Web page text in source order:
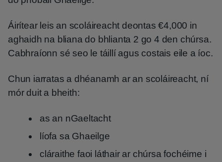
Áirítear leis an scoláireacht deontas €4,000 in
aghaidh na bliana do bhlianta 2 go 4 den chúrsa.
Cabhraíonn sé seo le táillí agus costais eile a íoc.
Chun iarratas a dhéanamh ar an scoláireacht, ní
mór duit a bheith:
as an nGaeltacht
líofa sa Ghaeilge
cláraithe faoi láthair ar chúrsa fochéime i